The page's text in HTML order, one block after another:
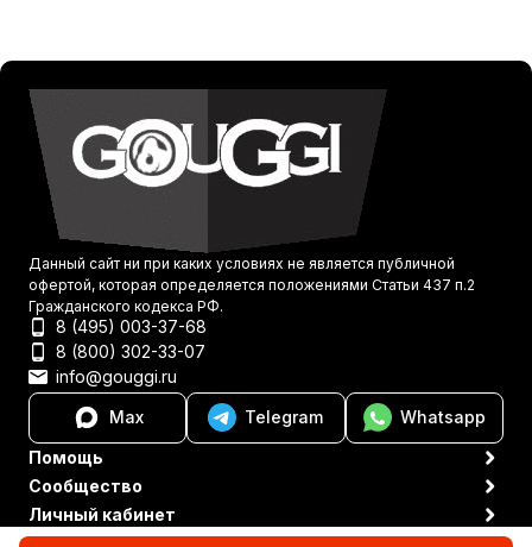
Данный сайт ни при каких условиях не является публичной
офертой, которая определяется положениями Статьи 437 п.2
Гражданского кодекса РФ.
8 (495) 003-37-68
8 (800) 302-33-07
info@gouggi.ru
Max
Telegram
Whatsapp
Помощь
Сообщество
Личный кабинет
Политика персональных данных